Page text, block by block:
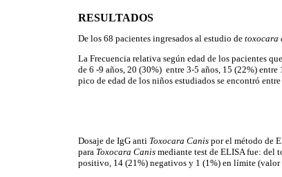
RESULTADOS
De los 68 pacientes ingresados al estudio de toxocara
La Frecuencia relativa según edad de los pacientes
de 6 -9 años, 20 (30%) entre 3-5 años, 15 (22%)
pico de edad de los niños estudiados se encontró
Dosaje de IgG anti Toxocara Canis por el método de
para Toxocara Canis mediante test de ELISA fue: del
positivo, 14 (21%) negativos y 1 (1%) en límite